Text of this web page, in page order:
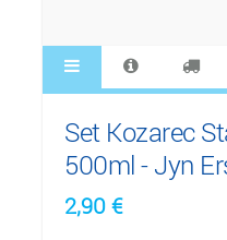
Set Kozarec
500ml - Jyn
2,90€